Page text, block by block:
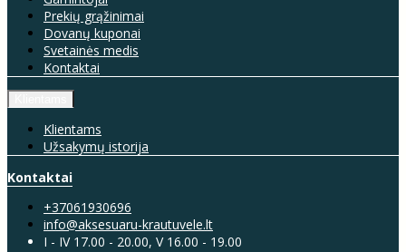
Prekių grąžinimai
Dovanų kuponai
Svetainės medis
Kontaktai
Klientams
Užsakymų istorija
Kontaktai
+37061930696
info@aksesuaru-krautuvele.lt
I - IV 17.00 - 20.00, V 16.00 - 19.00